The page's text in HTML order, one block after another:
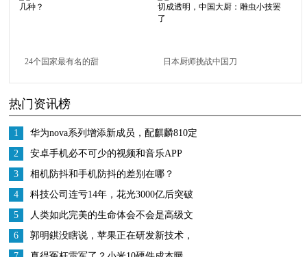
将稍纵即逝的美味变现
24个国家最有名的甜 日本厨师挑战中国刀
热门资讯榜
1
华为nova系列增添新成员，配麒麟810定
位中端市场
2
安卓手机必不可少的视频和音乐APP
3
相机防抖和手机防抖的差别在哪？
4
科技公司连亏14年，花光3000亿后突破
封锁，逆袭成全球第一
5
人类如此完美的生命体会不会是高级文
明创造出的人工智能
6
郭明錤没瞎说，苹果正在研发新技术，
无孔iPhone真的要来了？